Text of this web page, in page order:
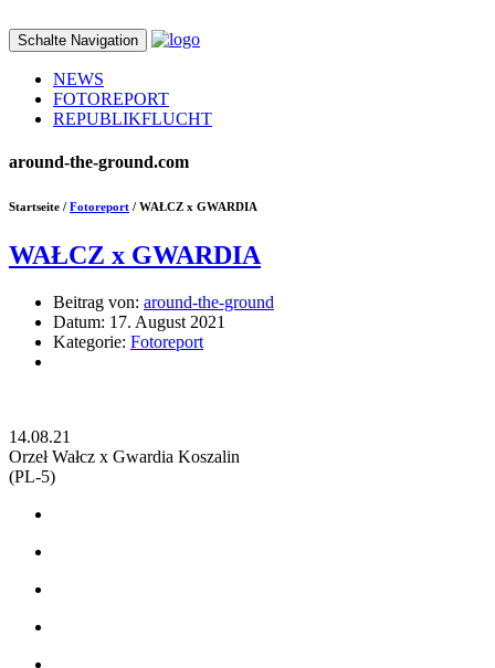
Schalte Navigation
NEWS
FOTOREPORT
REPUBLIKFLUCHT
around-the-ground.com
Startseite / Fotoreport / WAŁCZ x GWARDIA
WAŁCZ x GWARDIA
Beitrag von: around-the-ground
Datum: 17. August 2021
Kategorie: Fotoreport
14.08.21
Orzeł Wałcz x Gwardia Koszalin
(PL-5)